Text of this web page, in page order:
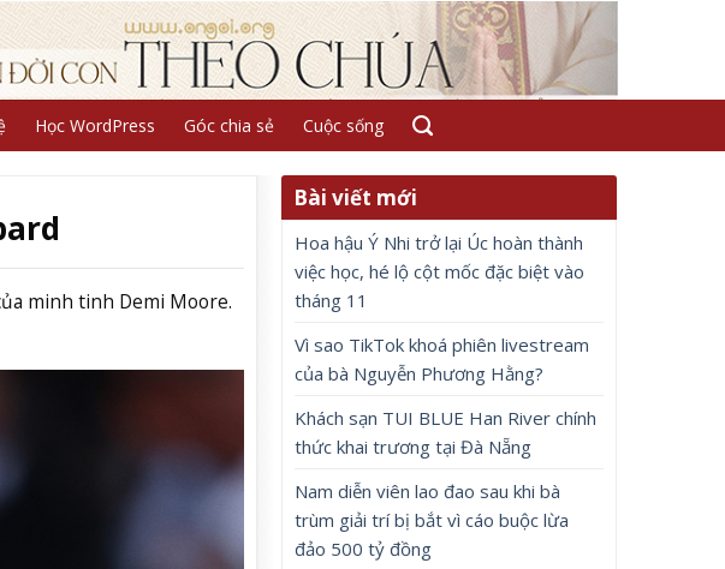
Học WordPress Góc chia sẻ Cuộc sống
minh tinh Demi Moore.
Bài viết mới
Hoa hậu Ý Nhi trở lại Úc hoàn thành
việc học, hé lộ cột mốc đặc biệt vào
tháng 11
Vì sao TikTok khoá phiên livestream
của bà Nguyễn Phương Hằng?
Khách sạn TUI BLUE Han River chính
thức khai trương tại Đà Nẵng
Nam diễn viên lao đao sau khi bà
trùm giải trí bị bắt vì cáo buộc lừa
đảo 500 tỷ đồng